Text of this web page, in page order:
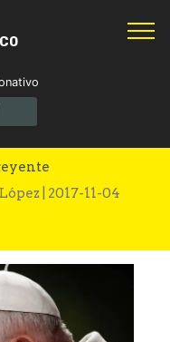
en guerra
| 2017-11-04